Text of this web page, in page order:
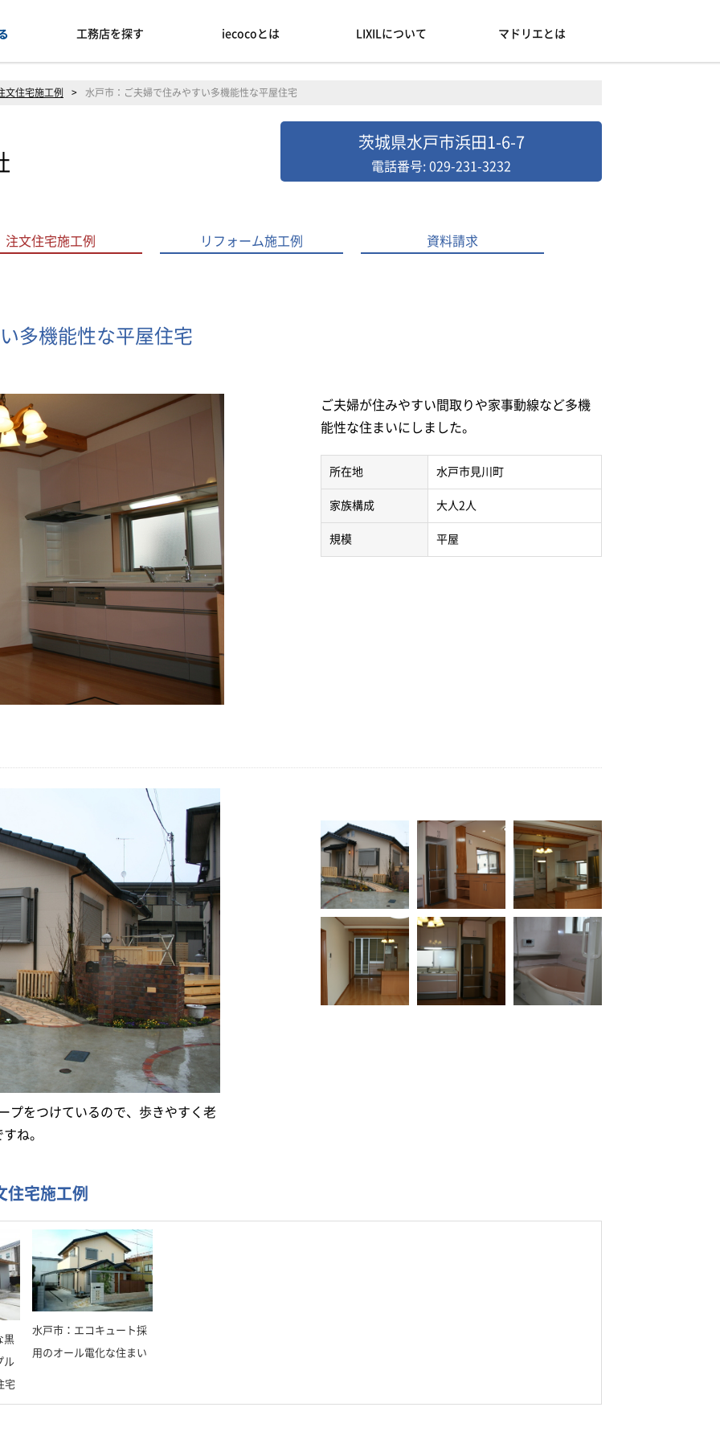
工務店を探す iecocoとは LIXILについて マドリエとは
文住宅施工例 > 水戸市：ご夫婦で住みやすい多機能性な平屋住宅
茨城県水戸市浜田1-6-7
電話番号: 029-231-3232
注文住宅施工例 リフォーム施工例 資料請求
多機能性な平屋住宅
ご夫婦が住みやすい間取りや家事動線など多機
能性な住まいにしました。
所在地 水戸市見川町
家族構成 大人2人
規模 平屋
プをつけているので、歩きやすく老
ね。
住宅施工例
黒
ル
宅
水戸市：エコキュート採
用のオール電化な住まい